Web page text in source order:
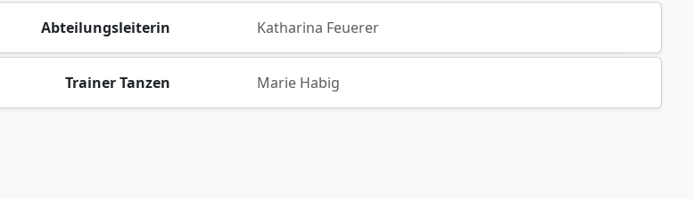
Abteilungsleiterin Katharina Feuerer
Trainer Tanzen Marie Habig